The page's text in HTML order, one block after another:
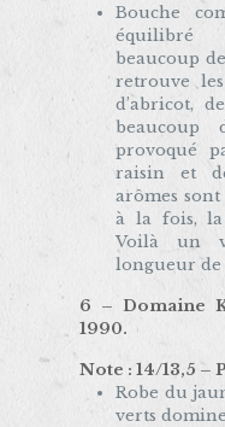
Bouche
équilibré
beaucoup
retrouve
d’abricot,
beaucoup
provoqué
raisin et
arômes
à la fois, la
Voilà un
longueur de
6 – Domaine
1990.
Note : 14/13,5 –
Robe du
verts